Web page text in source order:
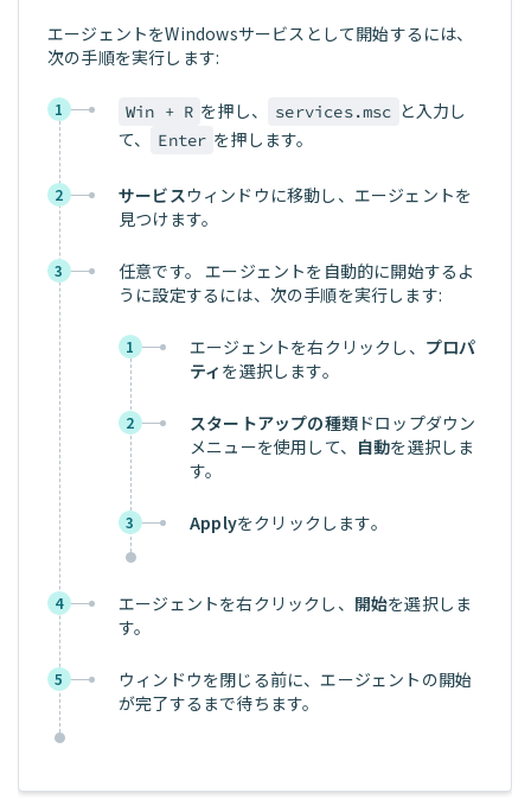
エージェントをWindowsサービスとして開始するには、
次の手順を実行します:
1 Win + R を押し、 services.msc と入力し
て、
Enter を押します。
2 サービスウィンドウに移動し、エージェントを
見つけます。
3
任意です。 エージェントを自動的に開始するよ
うに設定するには、次の手順を実行します:
1 エージェントを右クリックし、 プロパ
ティ を選択します。
2 スタートアップの種類 ドロップダウン
メニューを使用して、 自動を選択しま
す。
3 Applyをクリックします。
4 エージェントを右クリックし、 開始を選択しま
す。
5
ウィンドウを閉じる前に、エージェントの開始
が完了するまで待ちます。